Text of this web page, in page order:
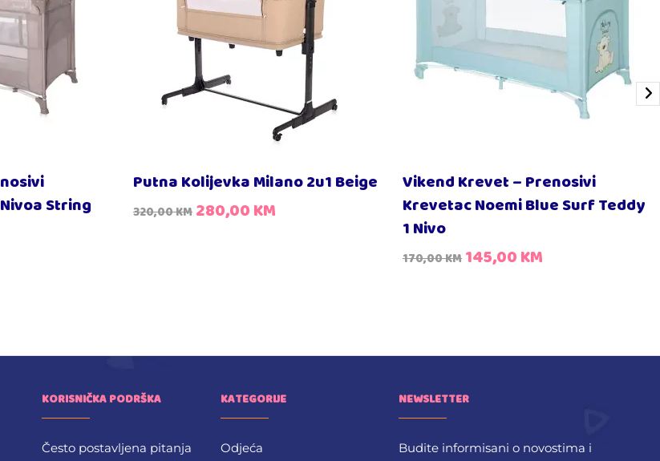
String
Putna Kolijevka Milano 2u1 Beige
320,00KM 280,00KM
Vikend Krevet – Prenosivi
Krevetac Noemi Blue Surf Teddy
1 Nivo
170,00KM 145,00KM
KORISNIČKA PODRŠKA
Često postavljena pitanja
KATEGORIJE
Odjeća
NEWSLETTER
Budite informisani o novostima i